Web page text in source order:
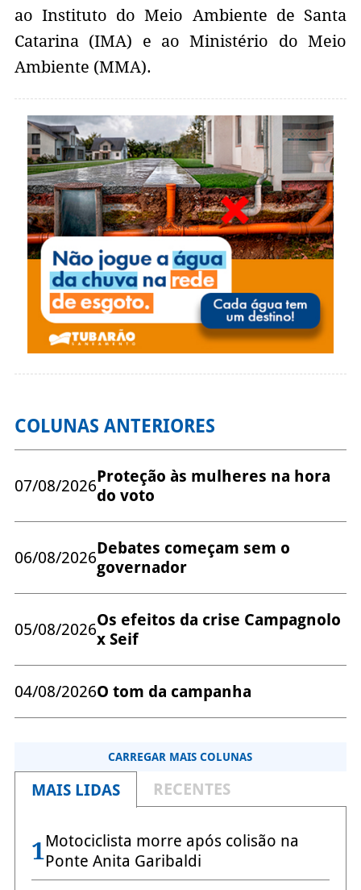
ao Instituto do Meio Ambiente de Santa
Catarina (IMA) e ao Ministério do Meio
Ambiente (MMA).
COLUNAS ANTERIORES
07/08/2026Proteção às mulheres na hora
do voto
06/08/2026Debates começam sem o
governador
05/08/2026Os efeitos da crise Campagnolo
x Seif
04/08/2026O tom da campanha
CARREGAR MAIS COLUNAS
MAIS LIDAS RECENTES
1Motociclista morre após colisão na
Ponte Anita Garibaldi